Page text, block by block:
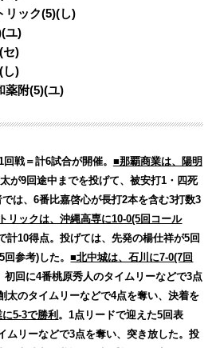
リック(5)(し)
ユ)
セ)
し)
薬附(5)(ユ)
戦＝計6試合が開催。 ■那覇商業は、陽明
が9回途中までを投げて、被安打1・四死
は、6番比嘉啓心が長打2本を含む3打数3
リックは、沖縄高専に10-0(5回コール
計10得点。投げては、先発の楊仕祥が5回
回参考)した。■北中城は、石川に7-0(7回
初回に4番桃原秀人のタイムリーなどで3点
太のタイムリーなどで4点を奪い、決着を
5-3で勝利 。1点リードで迎えた5回表
ムリーなどで3点を奪い、突き放した。投